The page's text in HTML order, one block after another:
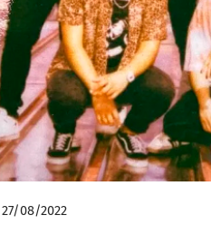
08/2022